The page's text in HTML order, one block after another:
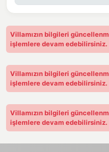
4000 TL depozito
çıkışında iade edilmektedir.
Villamızın bilgileri
işlemlere devam edebilirsiniz.
Villamızın bilgileri
işlemlere devam edebilirsiniz.
Villamızın bilgileri
işlemlere devam edebilirsiniz.